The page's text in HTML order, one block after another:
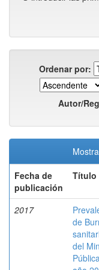
Ordenar por:
Autor/
Fecha de
publicación
Título
2017
de
del